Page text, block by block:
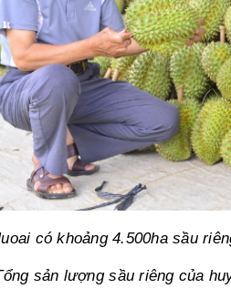
có khoảng 4.500ha sầu
sản lượng sầu riêng của